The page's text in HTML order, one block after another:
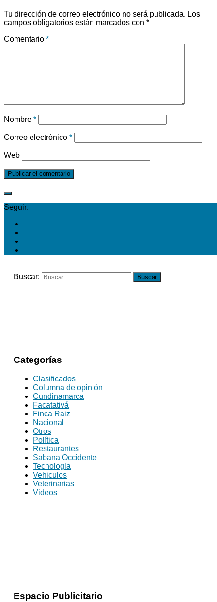
Tu dirección de correo electrónico no será publicada. Los
campos obligatorios están marcados con *
Comentario *
Nombre *
Correo electrónico *
Web
Seguir:
Buscar:
Categorías
Clasificados
Columna de opinión
Cundinamarca
Facatativá
Finca Raiz
Nacional
Otros
Política
Restaurantes
Sabana Occidente
Tecnologia
Vehiculos
Veterinarias
Videos
Espacio Publicitario